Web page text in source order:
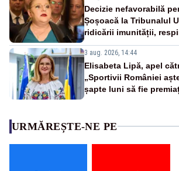
Decizie nefavorabilă
Șoșoacă la Tribunalul
ridicării imunității,
3 aug. 2026, 14:44
Elisabeta Lipă, apel
„Sportivii României
șapte luni să fie
URMĂREȘTE-NE PE